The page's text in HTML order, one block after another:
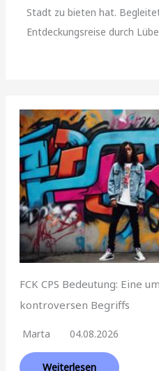
Stadt zu bieten hat.
Entdeckungsreise durch
FCK CPS Bedeutung: Eine
kontroversen Begriffs
Marta 04.08.2026
Weiterlesen